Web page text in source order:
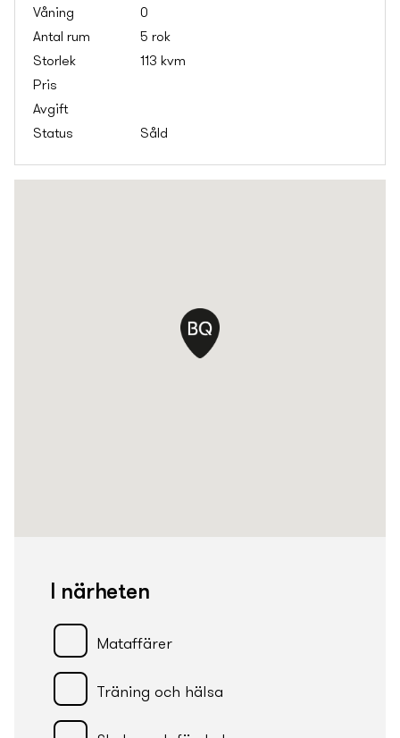
0
5 rok
113 kvm
Såld
I närheten
Mataffärer
Träning och hälsa